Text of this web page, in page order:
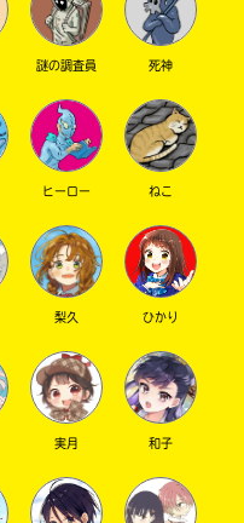
このマチのことを
もっと知りたい
キミに
謎の調査員 死神
ヒーロー ねこ
梨久 ひかり
実月 和子